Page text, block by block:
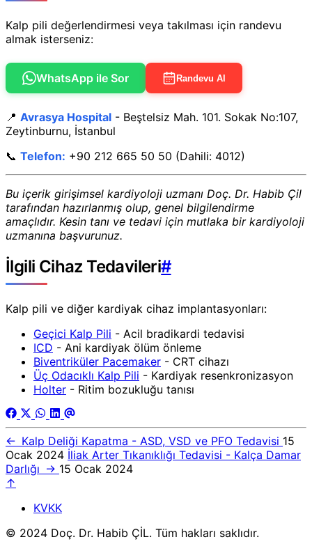
Kalp pili değerlendirmesi veya takılması için randevu
almak isterseniz:
WhatsApp ile Sor Randevu Al
📍 Avrasya Hospital - Beştelsiz Mah. 101. Sokak No:107,
Zeytinburnu, İstanbul
📞 Telefon: +90 212 665 50 50 (Dahili: 4012)
Bu içerik girişimsel kardiyoloji uzmanı Doç. Dr. Habib Çil
tarafından hazırlanmış olup, genel bilgilendirme
amaçlıdır. Kesin tanı ve tedavi için mutlaka bir kardiyoloji
uzmanına başvurunuz.
İlgili Cihaz Tedavileri#
Kalp pili ve diğer kardiyak cihaz implantasyonları:
Geçici Kalp Pili - Acil bradikardi tedavisi
ICD - Ani kardiyak ölüm önleme
Biventriküler Pacemaker - CRT cihazı
Üç Odacıklı Kalp Pili - Kardiyak resenkronizasyon
Holter - Ritim bozukluğu tanısı
← Kalp Deliği Kapatma - ASD, VSD ve PFO Tedavisi 15
Ocak 2024 İliak Arter Tıkanıklığı Tedavisi - Kalça Damar
Darlığı → 15 Ocak 2024
↑
KVKK
© 2024 Doç. Dr. Habib ÇİL. Tüm hakları saklıdır.